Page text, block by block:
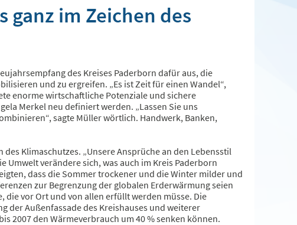
ganz im Zeichen des
des Kreises Paderborn dafür aus, die
und zu ergreifen. „Es ist Zeit für einen Wandel“,
enorme wirtschaftliche Potenziale und sichere
Merkel neu definiert werden. „Lassen Sie uns
sagte Müller wörtlich. Handwerk, Banken,
Klimaschutzes. „Unsere Ansprüche an den Lebensstil
Umwelt verändere sich, was auch im Kreis Paderborn
dass die Sommer trockener und die Winter milder und
zur Begrenzung der globalen Erderwärmung seien
vor Ort und von allen erfüllt werden müsse. Die
der Außenfassade des Kreishauses und weiterer
2007 den Wärmeverbrauch um 40 % senken können.